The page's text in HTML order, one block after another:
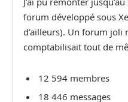
forum développé sous
d’ailleurs). Un forum joli
comptabilisait tout de
12 594 membres
18 446 messages